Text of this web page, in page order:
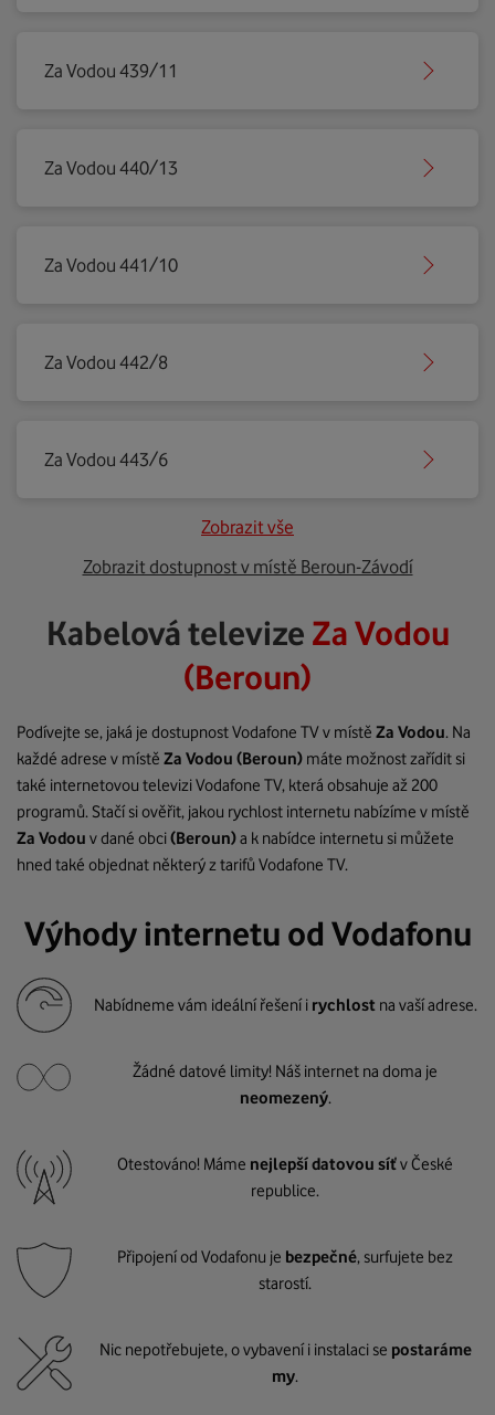
Za Vodou 439/11
Za Vodou 440/13
Za Vodou 441/10
Za Vodou 442/8
Za Vodou 443/6
Zobrazit vše
Zobrazit dostupnost v místě Beroun-Závodí
Kabelová televize Za Vodou
(Beroun)
Podívejte se, jaká je dostupnost Vodafone TV v místě Za Vodou. Na
každé adrese v místě Za Vodou (Beroun) máte možnost zařídit si
také internetovou televizi Vodafone TV, která obsahuje až 200
programů. Stačí si ověřit, jakou rychlost internetu nabízíme v místě
Za Vodou v dané obci(Beroun)a k nabídce internetu si můžete
hned také objednat některý z tarifů Vodafone TV.
Výhody internetu od Vodafonu
Nabídneme vám ideální řešení i rychlost na vaší adrese.
Žádné datové limity! Náš internet na doma je
neomezený.
Otestováno! Máme nejlepší datovou síťv České
republice.
Připojení od Vodafonu je bezpečné, surfujete bez
starostí.
Nic nepotřebujete, o vybavení i instalaci se postaráme
my.